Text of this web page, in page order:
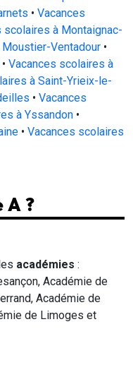
• Vacances
scolaires à Montaignac-
Ventadour •
• Vacances scolaires à
à Saint-Yrieix-le-
• Vacances
à Yssandon •
• Vacances scolaires
A ?
académies :
Académie de
Académie de
de Limoges et